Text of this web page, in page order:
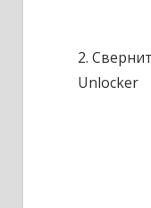
2.
Unlocker